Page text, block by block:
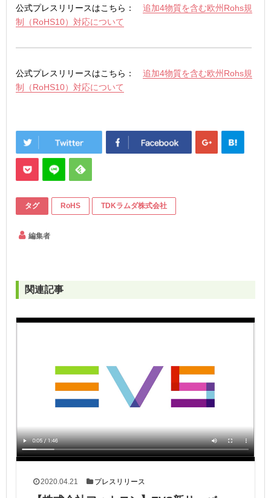
公式プレスリリースはこちら： 追加4物質を含む欧州Rohs規
制（RoHS10）対応について
公式プレスリリースはこちら： 追加4物質を含む欧州Rohs規
制（RoHS10）対応について
タグ RoHS TDKラムダ株式会社
編集者
関連記事
2020.04.21 プレスリリース